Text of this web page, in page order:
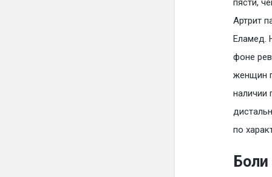
пясти,
Артрит
Еламед.
фоне
женщин
наличии
по